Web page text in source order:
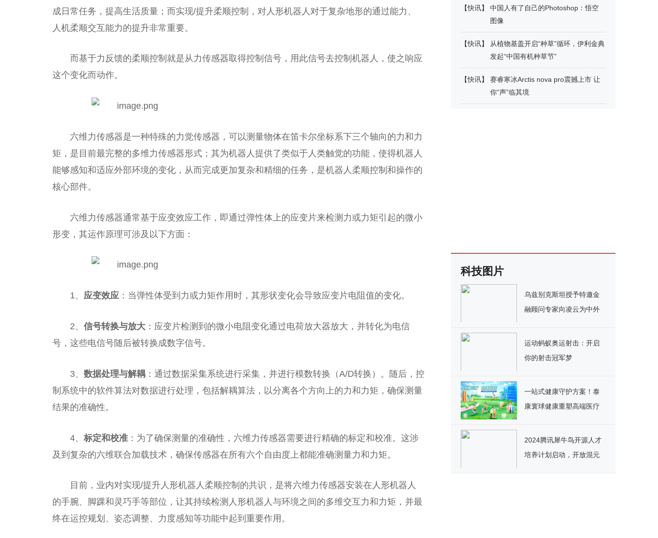
成日常任务，提高生活质量；而实现/提升柔顺控制，对人形机器人对于复杂地形的通过能力、
人机柔顺交互能力的提升非常重要。
而基于力反馈的柔顺控制就是从力传感器取得控制信号，用此信号去控制机器人，使之响应
这个变化而动作。
六维力传感器是一种特殊的力觉传感器，可以测量物体在笛卡尔坐标系下三个轴向的力和力
矩，是目前最完整的多维力传感器形式；其为机器人提供了类似于人类触觉的功能，使得机器人
能够感知和适应外部环境的变化，从而完成更加复杂和精细的任务，是机器人柔顺控制和操作的
核心部件。
六维力传感器通常基于应变效应工作，即通过弹性体上的应变片来检测力或力矩引起的微小
形变，其运作原理可涉及以下方面：
1、 应变效应 ：当弹性体受到力或力矩作用时，其形状变化会导致应变片电阻值的变化。
2、 信号转换与放大 ：应变片检测到的微小电阻变化通过电荷放大器放大，并转化为电信
号，这些电信号随后被转换成数字信号。
3、 数据处理与解耦 ：通过数据采集系统进行采集，并进行模数转换（A/D转换）。随后，控
制系统中的软件算法对数据进行处理，包括解耦算法，以分离各个方向上的力和力矩，确保测量
结果的准确性。
4、 标定和校准 ：为了确保测量的准确性，六维力传感器需要进行精确的标定和校准。这涉
及到复杂的六维联合加载技术，确保传感器在所有六个自由度上都能准确测量力和力矩。
目前，业内对实现/提升人形机器人柔顺控制的共识，是将六维力传感器安装在人形机器人
的手腕、脚踝和灵巧手等部位，让其持续检测人形机器人与环境之间的多维交互力和力矩，并最
终在运控规划、姿态调整、力度感知等功能中起到重要作用。
【快讯】
中国人有了自己的Photoshop：悟空
图像
【快讯】
从植物基盖开启“种草”循环，伊利金典
发起“中国有机种草节”
【快讯】
赛睿寒冰Arctis nova pro震撼上市 让
你“声”临其境
科技图片
乌兹别克斯坦授予特邀金
融顾问专家向凌云为中外
运动蚂蚁奥运射击：开启
你的射击冠军梦
一站式健康守护方案！泰
康寰球健康重塑高端医疗
2024腾讯犀牛鸟开源人才
培养计划启动，开放混元